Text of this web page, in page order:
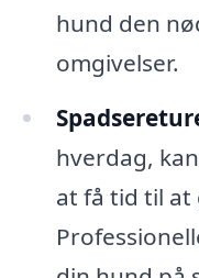
hund den
omgivelser.
hverdag,
at få tid til at